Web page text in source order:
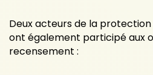
Deux acteurs de la
ont également participé aux
recensement :